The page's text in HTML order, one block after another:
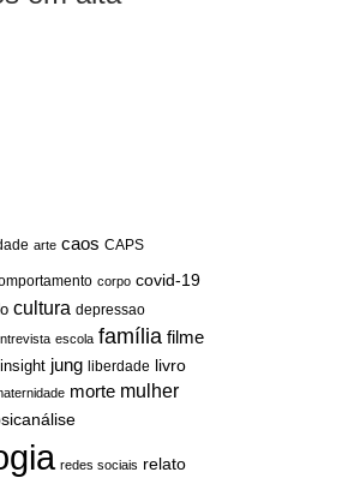
arte caos CAPS
corpo covid-19
cultura depressao
escola família filme
insight jung liberdade livro
morte mulher
redes sociais relato